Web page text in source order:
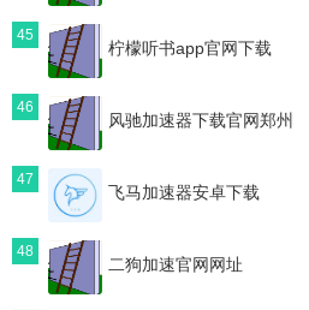
45
柠檬听书app官网下载
46
风驰加速器下载官网郑州
47
飞马加速器安卓下载
48
二狗加速官网网址